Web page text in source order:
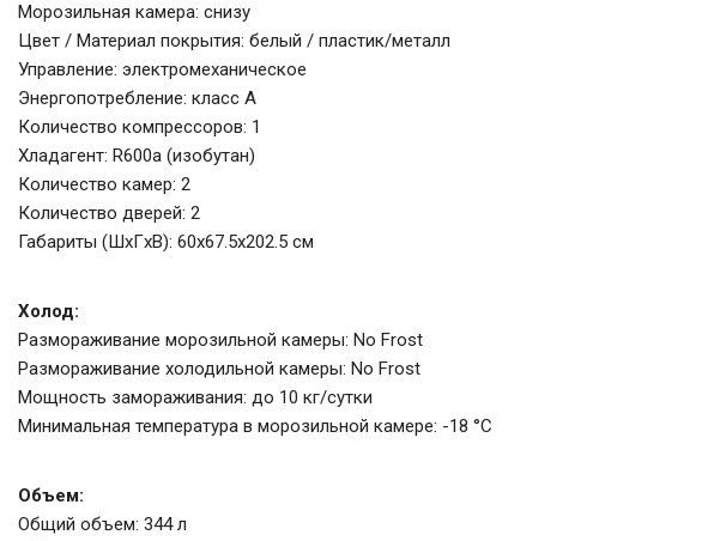
Морозильная камера: снизу
Цвет / Материал покрытия: белый / пластик/металл
Управление: электромеханическое
Энергопотребление: класс A
Количество компрессоров: 1
Хладагент: R600a (изобутан)
Количество камер: 2
Количество дверей: 2
Габариты (ШxГxВ): 60x67.5x202.5 см
Холод:
Размораживание морозильной камеры: No Frost
Размораживание холодильной камеры: No Frost
Мощность замораживания: до 10 кг/cутки
Минимальная температура в морозильной камере: -18 °C
Объем:
Общий объем: 344 л